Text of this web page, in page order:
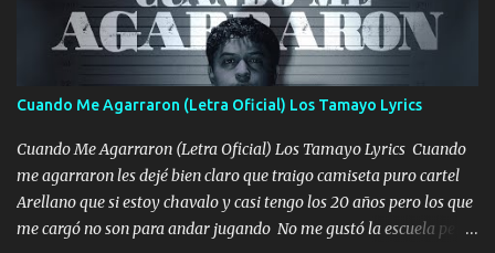
pasión en la troca tus labios besándome yo quitándote la ropa no
quiero que sea nunca con otra yo quiero llevarte a la Luna y si
quieres en ese momento te pido que seas mi esposa Chingada
madre no quiero dejar de tenerte no ayuda la p'uta loquera y al
chile quisiera ser menos de ti dependiente la pinche tristeza me
encierra princesa tu sabes que nunca saldras de mi mente Ella era
la peligro...
Cuando Me Agarraron (Letra Oficial) Los Tamayo Lyrics
Cuando Me Agarraron (Letra Oficial) Los Tamayo Lyrics Cuando
me agarraron les dejé bien claro que traigo camiseta puro cartel
Arellano que si estoy chavalo y casi tengo los 20 años pero los que
me cargó no son para andar jugando No me gustó la escuela pero